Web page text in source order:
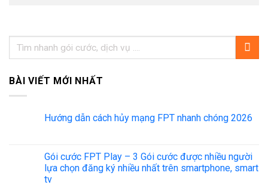
BÀI VIẾT MỚI NHẤT
Hướng dẫn cách hủy mạng FPT nhanh chóng 2026
Gói cước FPT Play – 3 Gói cước được nhiều người
lựa chọn đăng ký nhiều nhất trên smartphone, smart
tv